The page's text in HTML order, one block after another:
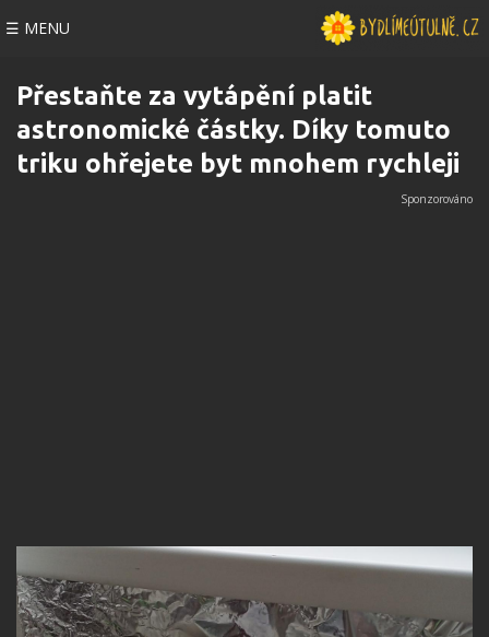
☰ MENU
Přestaňte za vytápění platit
astronomické částky. Díky tomuto
triku ohřejete byt mnohem rychleji